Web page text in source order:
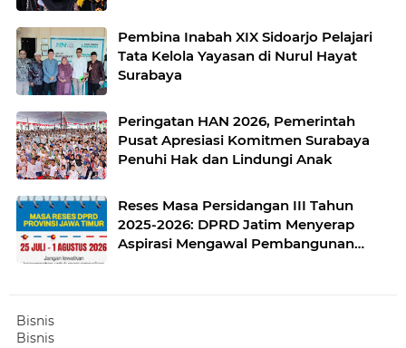
Sekaligus Perluas Akses Promosi
Pelaku UMKM
Pembina Inabah XIX Sidoarjo Pelajari
Tata Kelola Yayasan di Nurul Hayat
Surabaya
Peringatan HAN 2026, Pemerintah
Pusat Apresiasi Komitmen Surabaya
Penuhi Hak dan Lindungi Anak
Reses Masa Persidangan III Tahun
2025-2026: DPRD Jatim Menyerap
Aspirasi Mengawal Pembangunan
Bisnis
Bisnis